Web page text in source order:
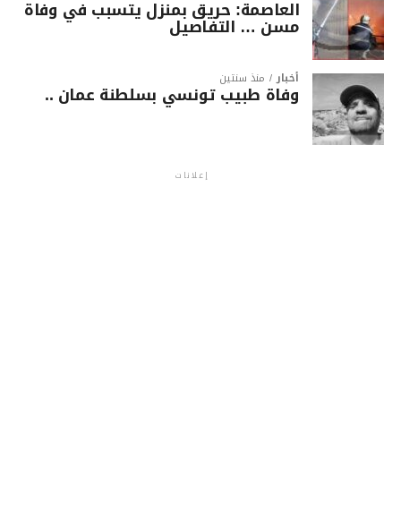
العاصمة: حريق بمنزل يتسبب في وفاة
مسن … التفاصيل
أخبار منذ سنتين
وفاة طبيب تونسي بسلطنة عمان ..
إعلانات